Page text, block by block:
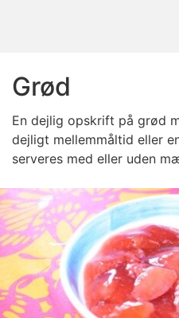
Grød
En dejlig opskrift på grød
dejligt mellemmåltid eller
serveres med eller uden